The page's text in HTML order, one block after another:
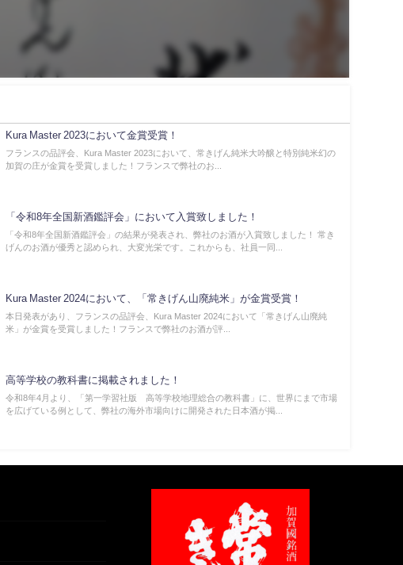
Kura Master 2023において金賞受賞！
フランスの品評会、Kura Master 2023において、常きげん純米大吟醸と特別純米幻の
加賀の庄が金賞を受賞しました！フランスで弊社のお...
「令和8年全国新酒鑑評会」において入賞致しました！
「令和8年全国新酒鑑評会」の結果が発表され、弊社のお酒が入賞致しました！ 常き
げんのお酒が優秀と認められ、大変光栄です。これからも、社員一同...
Kura Master 2024において、「常きげん山廃純米」が金賞受賞！
本日発表があり、フランスの品評会、Kura Master 2024において「常きげん山廃純
米」が金賞を受賞しました！フランスで弊社のお酒が評...
高等学校の教科書に掲載されました！
令和8年4月より、「第一学習社版 高等学校地理総合の教科書」に、世界にまで市場
を広げている例として、弊社の海外市場向けに開発された日本酒が掲...